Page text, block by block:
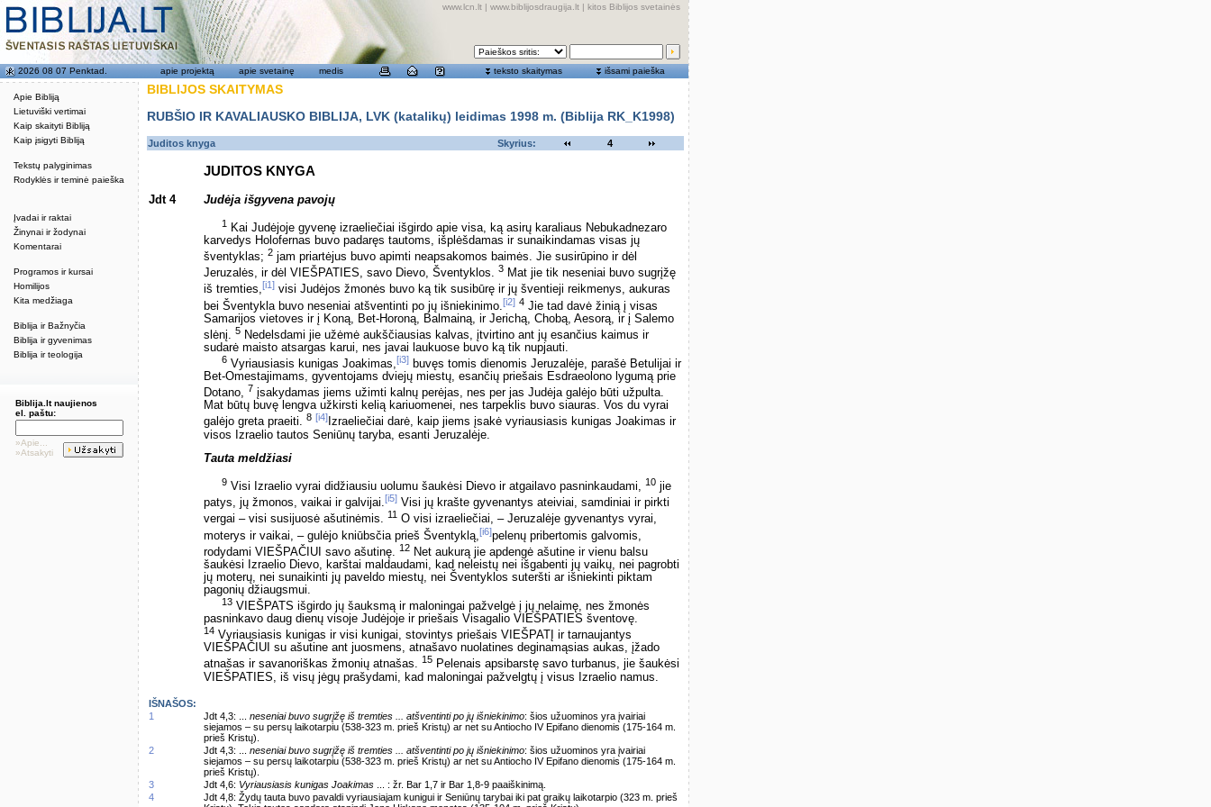
Apie Bibliją
Lietuviški vertimai
Kaip skaityti Bibliją
Kaip įsigyti Bibliją
Tekstų palyginimas
Rodyklės ir teminė paieška
Įvadai ir raktai
Žinynai ir žodynai
Komentarai
Programos ir kursai
Homilijos
Kita medžiaga
Biblija ir Bažnyčia
Biblija ir gyvenimas
Biblija ir teologija
www.lcn.lt | www.biblijosdraugija.lt | kitos Biblijos svetainės
2026 08 07 Penktad. apie projektą apie svetainę medis teksto skaitymas išsami paieška
Biblija.lt naujienos
el. paštu:
»Apie...
»Atsakyti
BIBLIJOS SKAITYMAS
RUBŠIO IR KAVALIAUSKO BIBLIJA, LVK (katalikų) leidimas 1998 m. (Biblija RK_K1998)
Juditos knyga Skyrius: 4
JUDITOS KNYGA
Jdt 4 Judėja išgyvena pavojų
1
Kai Judėjoje gyvenę izraeliečiai išgirdo apie visa, ką asirų karaliaus Nebukadnezaro
karvedys Holofernas buvo padaręs tautoms, išplėšdamas ir sunaikindamas visas jų
šventyklas; 2 jam priartėjus buvo apimti neapsakomos baimės. Jie susirūpino ir dėl
Jeruzalės, ir dėl VIEŠPATIES, savo Dievo, Šventyklos. 3 Mat jie tik neseniai buvo sugrįžę
iš tremties,[i1] visi Judėjos žmonės buvo ką tik susibūrę ir jų šventieji reikmenys, aukuras
bei Šventykla buvo neseniai atšventinti po jų išniekinimo. [i2] 4 Jie tad davė žinią į visas
Samarijos vietoves ir į Koną, Bet-Horoną, Balmainą, ir Jerichą, Chobą, Aesorą, ir į Salemo
slėnį. 5 Nedelsdami jie užėmė aukščiausias kalvas, įtvirtino ant jų esančius kaimus ir
sudarė maisto atsargas karui, nes javai laukuose buvo ką tik nupjauti.
6 Vyriausiasis kunigas Joakimas,[i3] buvęs tomis dienomis Jeruzalėje, parašė Betulijai ir
Bet-Omestajimams, gyventojams dviejų miestų, esančių priešais Esdraeolono lygumą prie
Dotano, 7 įsakydamas jiems užimti kalnų perėjas, nes per jas Judėja galėjo būti užpulta.
Mat būtų buvę lengva užkirsti kelią kariuomenei, nes tarpeklis buvo siauras. Vos du vyrai
galėjo greta praeiti. 8 [i4] Izraeliečiai darė, kaip jiems įsakė vyriausiasis kunigas Joakimas ir
visos Izraelio tautos Seniūnų taryba, esanti Jeruzalėje.
Tauta meldžiasi
9 Visi Izraelio vyrai didžiausiu uolumu šaukėsi Dievo ir atgailavo pasninkaudami, 10 jie
patys, jų žmonos, vaikai ir galvijai.[i5] Visi jų krašte gyvenantys ateiviai, samdiniai ir pirkti
vergai – visi susijuosė ašutinėmis. 11 O visi izraeliečiai, – Jeruzalėje gyvenantys vyrai,
moterys ir vaikai, – gulėjo kniūbsčia prieš Šventyklą,[i6]pelenų pribertomis galvomis,
rodydami VIEŠPAČIUI savo ašutinę. 12 Net aukurą jie apdengė ašutine ir vienu balsu
šaukėsi Izraelio Dievo, karštai maldaudami, kad neleistų nei išgabenti jų vaikų, nei pagrobti
jų moterų, nei sunaikinti jų paveldo miestų, nei Šventyklos suteršti ar išniekinti piktam
pagonių džiaugsmui.
13 VIEŠPATS išgirdo jų šauksmą ir maloningai pažvelgė į jų nelaimę, nes žmonės
pasninkavo daug dienų visoje Judėjoje ir priešais Visagalio VIEŠPATIES šventovę.
14 Vyriausiasis kunigas ir visi kunigai, stovintys priešais VIEŠPATĮ ir tarnaujantys
VIEŠPAČIUI su ašutine ant juosmens, atnašavo nuolatines deginamąsias aukas, įžado
atnašas ir savanoriškas žmonių atnašas. 15 Pelenais apsibarstę savo turbanus, jie šaukėsi
VIEŠPATIES, iš visų jėgų prašydami, kad maloningai pažvelgtų į visus Izraelio namus.
IŠNAŠOS:
1
Jdt 4,3: ... neseniai buvo sugrįžę iš tremties ... atšventinti po jų išniekinimo: šios užuominos yra įvairiai
siejamos – su persų laikotarpiu (538-323 m. prieš Kristų) ar net su Antiocho IV Epifano dienomis (175-164 m.
prieš Kristų).
2
Jdt 4,3: ... neseniai buvo sugrįžę iš tremties ... atšventinti po jų išniekinimo: šios užuominos yra įvairiai
siejamos – su persų laikotarpiu (538-323 m. prieš Kristų) ar net su Antiocho IV Epifano dienomis (175-164 m.
prieš Kristų).
3
Jdt 4,6: Vyriausiasis kunigas Joakimas ... : žr. Bar 1,7 ir Bar 1,8-9 paaiškinimą.
4
Jdt 4,8: Žydų tauta buvo pavaldi vyriausiajam kunigui ir Seniūnų tarybai iki pat graikų laikotarpio (323 m. prieš